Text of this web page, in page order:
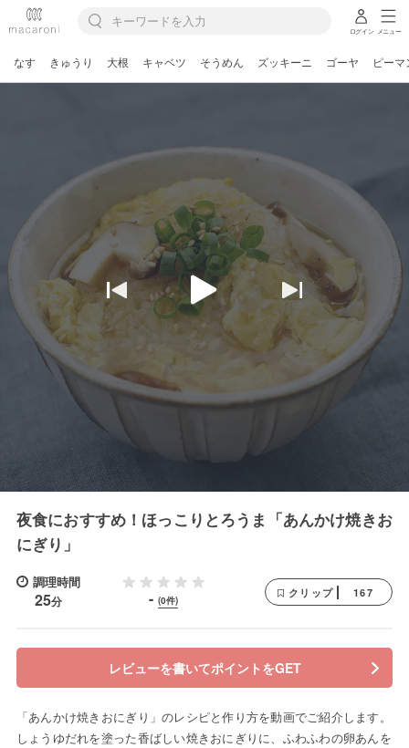
ログイン メニュー
なす きゅうり 大根 キャベツ そうめん ズッキーニ ゴーヤ ピーマ
夜食におすすめ！ほっこりとろうま「あんかけ焼きお
にぎり」
調理時間
25分 - (0件)
クリップ 167
レビューを書いてポイントをGET
「あんかけ焼きおにぎり」のレシピと作り方を動画でご紹介します。
しょうゆだれを塗った香ばしい焼きおにぎりに、ふわふわの卵あんを